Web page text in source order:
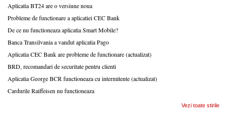
Aplicatia BT24 are o versiune noua
Probleme de functionare a aplicatiei CEC Bank
De ce nu functioneaza aplicatia Smart Mobile?
Banca Transilvania a vandut aplicatia Pago
Aplicatia CEC Bank are probleme de functionare (actualizat)
BRD, recomandari de securitate pentru clienti
Aplicatia George BCR functioneaza cu intermitente (actualizat)
Cardurile Raiffeisen nu functioneaza
Vezi toate stirile